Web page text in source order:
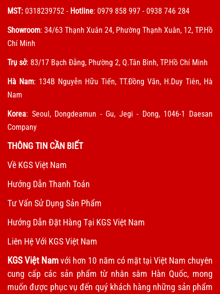
MST: 0318239752 - Hotline: 0979 858 997 - 0938 746 284
Showroom: 34/63 Thạnh Xuân 24, Phường Thạnh Xuân, 12, TP.Hồ
Chí Minh
Trụ sở: 83/17 Bạch Đằng, Phường 2, Q.Tân Bình, TP.Hồ Chí Minh
Hà Nam: 134B Nguyễn Hữu Tiến, TT.Đồng Văn, H.Duy Tiên, Hà
Nam
Korea: Seoul, Dongdeamun - Gu, Jegi - Dong, 1046-1 Daesan
Company
THÔNG TIN CẦN BIẾT
Về KGS Việt Nam
Hướng Dẫn Thanh Toán
Tư Vấn Sử Dụng Sản Phẩm
Hướng Dẫn Đặt Hàng Tại KGS Việt Nam
Liên Hệ Với KGS Việt Nam
KGS Việt Namvới hơn 10 năm có mặt tại Việt Nam chuyên
cung cấp các sản phẩm từ nhân sâm Hàn Quốc, mong
muốn được phục vụ đến quý khách hàng những sản phẩm